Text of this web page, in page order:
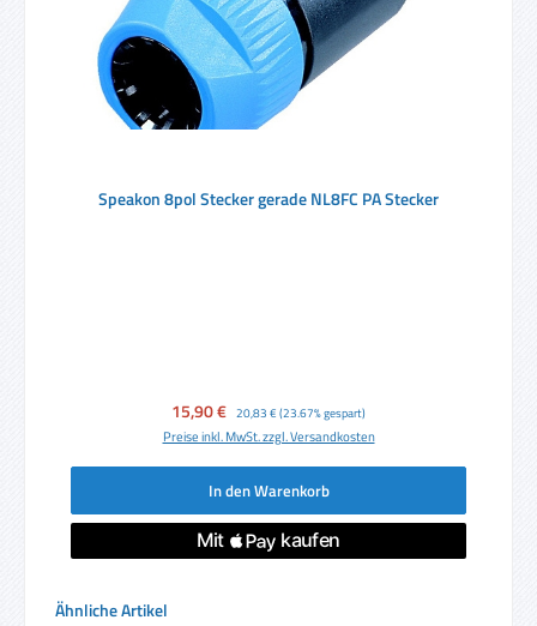
Speakon 8pol Stecker gerade NL8FC PA Stecker
Verkaufspreis:
15,90 € Regulärer Preis:
20,83 € (23.67% gespart)
Preise inkl. MwSt. zzgl. Versandkosten
In den Warenkorb
Produktgalerie überspringen
Ähnliche Artikel